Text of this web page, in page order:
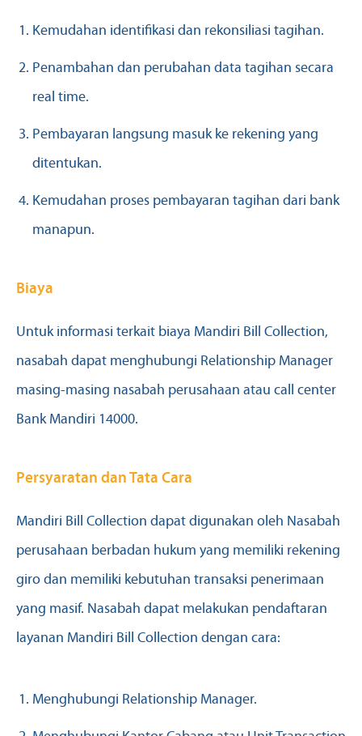
Kemudahan identifikasi dan rekonsiliasi tagihan.
Penambahan dan perubahan data tagihan secara
real time.
Pembayaran langsung masuk ke rekening yang
ditentukan.
Kemudahan proses pembayaran tagihan dari bank
manapun.
Biaya
Untuk informasi terkait biaya Mandiri Bill Collection,
nasabah dapat menghubungi Relationship Manager
masing-masing nasabah perusahaan atau call center
Bank Mandiri 14000.
Persyaratan dan Tata Cara
Mandiri Bill Collection dapat digunakan oleh Nasabah
perusahaan berbadan hukum yang memiliki rekening
giro dan memiliki kebutuhan transaksi penerimaan
yang masif. Nasabah dapat melakukan pendaftaran
layanan Mandiri Bill Collection dengan cara:
Menghubungi Relationship Manager.